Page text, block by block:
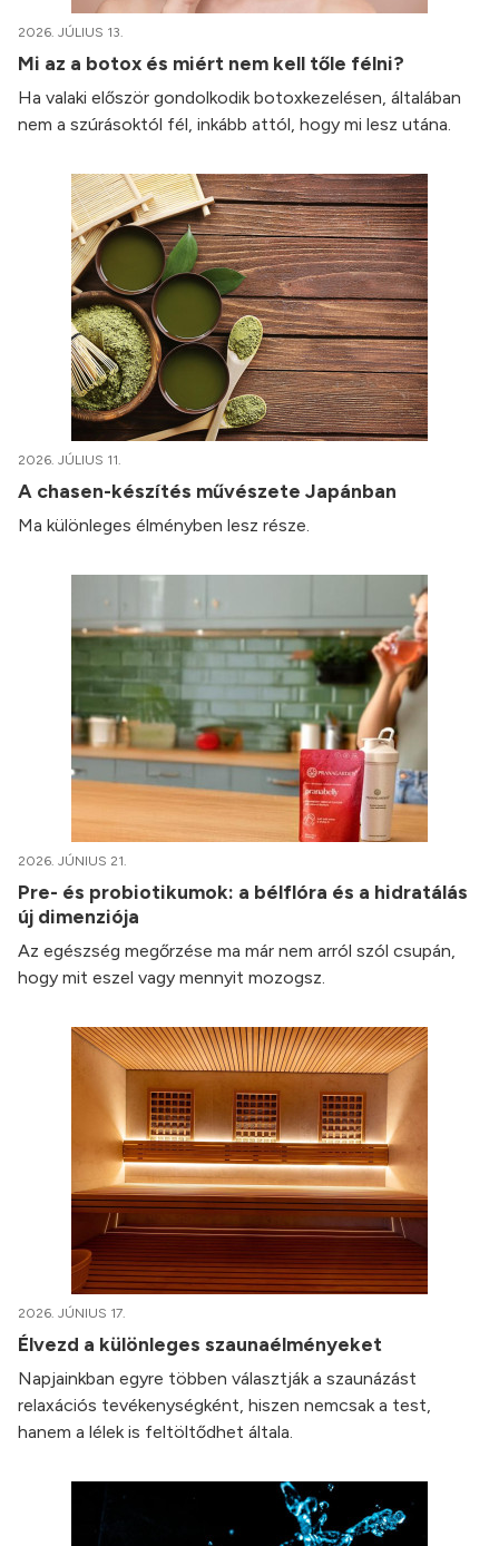
2026. JÚLIUS 13.
Mi az a botox és miért nem kell tőle félni?
Ha valaki először gondolkodik botoxkezelésen, általában
nem a szúrásoktól fél, inkább attól, hogy mi lesz utána.
2026. JÚLIUS 11.
A chasen-készítés művészete Japánban
Ma különleges élményben lesz része.
2026. JÚNIUS 21.
Pre- és probiotikumok: a bélflóra és a hidratálás
új dimenziója
Az egészség megőrzése ma már nem arról szól csupán,
hogy mit eszel vagy mennyit mozogsz.
2026. JÚNIUS 17.
Élvezd a különleges szaunaélményeket
Napjainkban egyre többen választják a szaunázást
relaxációs tevékenységként, hiszen nemcsak a test,
hanem a lélek is feltöltődhet általa.